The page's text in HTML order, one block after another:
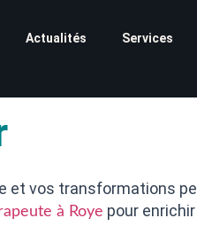
Actualités Services
et vos transformations
à Roye pour